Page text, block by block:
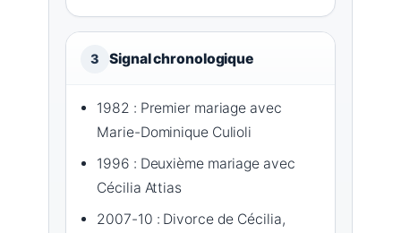
3 Signal chronologique
1982 : Premier mariage avec
Marie-Dominique Culioli
1996 : Deuxième mariage avec
Cécilia Attias
2007-10 : Divorce de Cécilia,